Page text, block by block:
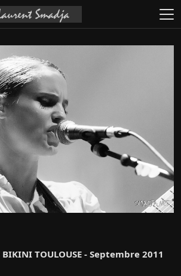
BIKINI TOULOUSE - Septembre 2011